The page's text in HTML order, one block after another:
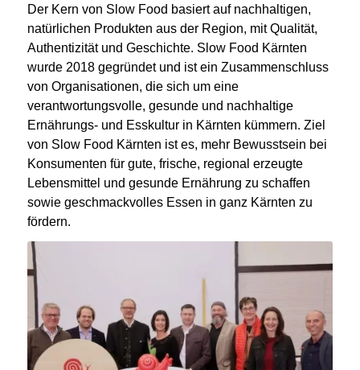
Der Kern von Slow Food basiert auf nachhaltigen,
natürlichen Produkten aus der Region, mit Qualität,
Authentizität und Geschichte. Slow Food Kärnten
wurde 2018 gegründet und ist ein Zusammenschluss
von Organisationen, die sich um eine
verantwortungsvolle, gesunde und nachhaltige
Ernährungs- und Esskultur in Kärnten kümmern. Ziel
von Slow Food Kärnten ist es, mehr Bewusstsein bei
Konsumenten für gute, frische, regional erzeugte
Lebensmittel und gesunde Ernährung zu schaffen
sowie geschmackvolles Essen in ganz Kärnten zu
fördern.